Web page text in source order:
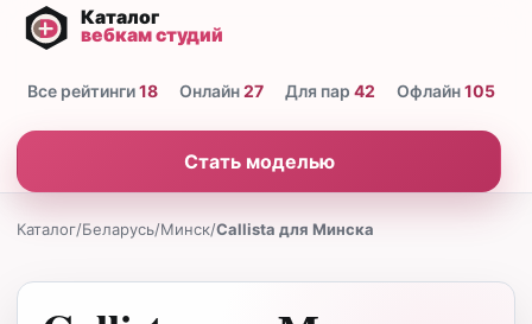
Все рейтинги18 Онлайн27 Для пар 42 Офлайн105
Стать моделью
Каталог/Беларусь/Минск/Callista для Минска